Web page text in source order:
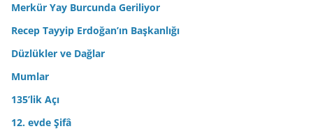
Merkür Yay Burcunda Geriliyor
Recep Tayyip Erdoğan’ın Başkanlığı
Düzlükler ve Dağlar
Mumlar
135’lik Açı
12. evde Şifâ